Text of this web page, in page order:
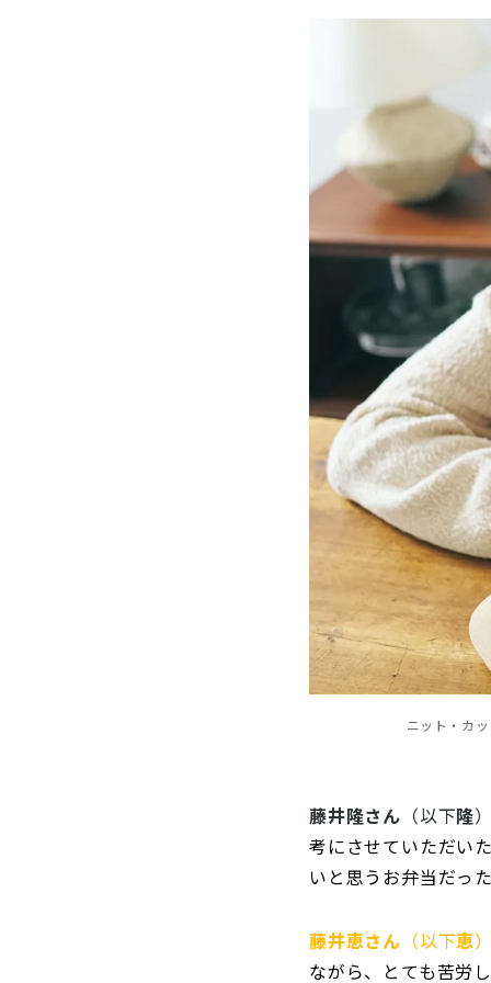
ニット・カ
藤井隆さん （以下隆
考にさせていただい
いと思うお弁当だっ
藤井恵さん （以下恵
ながら、とても苦労